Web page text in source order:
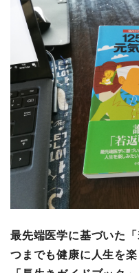
最先端医学に基づいた「
つまでも健康に人生を